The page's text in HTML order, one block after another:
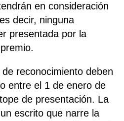
en consideración
decir, ninguna
presentada por la
reconocimiento deben
entre el 1 de enero de
de presentación. La
escrito que narre la